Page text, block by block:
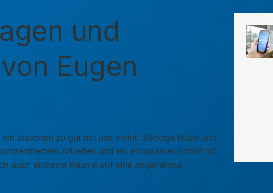
und
Eugen
bisschen zu gut mit uns meint. Stickige Hitze und
Arbeiten und ein erholsamer Schlaf ist
auch einzelne Räume auf eine angenehme